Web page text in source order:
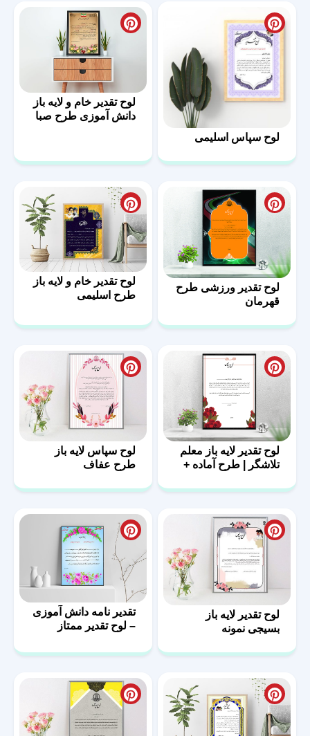
لوح سپاس اسلیمی
لوح تقدیر خام و لایه باز
دانش آموزی طرح صبا
لوح تقدیر ورزشی طرح
قهرمان
لوح تقدیر خام و لایه باز
طرح اسلیمی
لوح تقدیر لایه باز معلم
تلاشگر | طرح آماده +
لوح سپاس لایه باز
طرح عفاف
لوح تقدیر لایه باز
بسیجی نمونه
تقدیر نامه دانش آموزی
– لوح تقدیر ممتاز